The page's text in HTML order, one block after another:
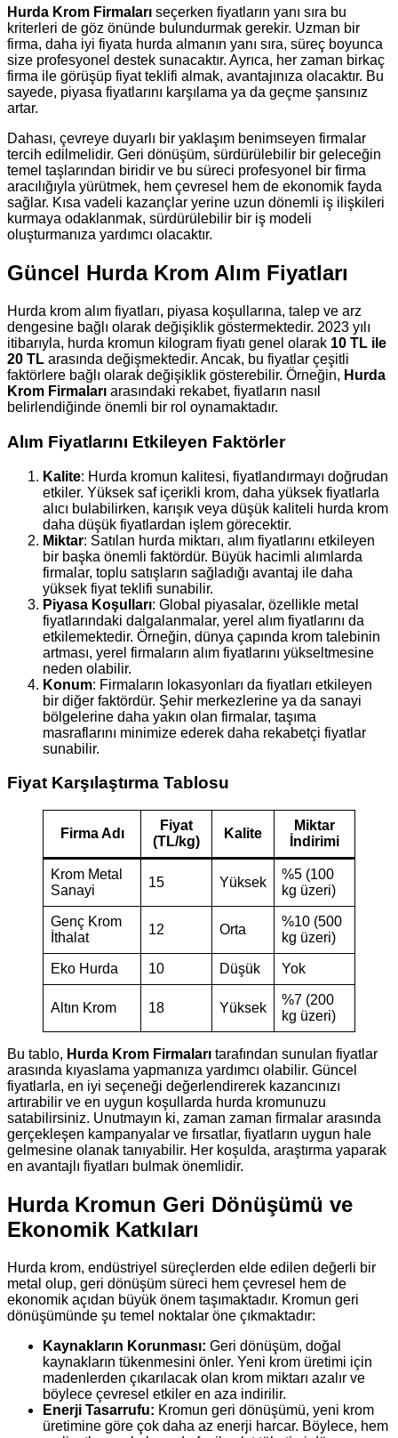
Hurda Krom Firmaları seçerken fiyatların yanı sıra bu
kriterleri de göz önünde bulundurmak gerekir. Uzman bir
firma, daha iyi fiyata hurda almanın yanı sıra, süreç boyunca
size profesyonel destek sunacaktır. Ayrıca, her zaman birkaç
firma ile görüşüp fiyat teklifi almak, avantajınıza olacaktır. Bu
sayede, piyasa fiyatlarını karşılama ya da geçme şansınız
artar.
Dahası, çevreye duyarlı bir yaklaşım benimseyen firmalar
tercih edilmelidir. Geri dönüşüm, sürdürülebilir bir geleceğin
temel taşlarından biridir ve bu süreci profesyonel bir firma
aracılığıyla yürütmek, hem çevresel hem de ekonomik fayda
sağlar. Kısa vadeli kazançlar yerine uzun dönemli iş ilişkileri
kurmaya odaklanmak, sürdürülebilir bir iş modeli
oluşturmanıza yardımcı olacaktır.
Güncel Hurda Krom Alım Fiyatları
Hurda krom alım fiyatları, piyasa koşullarına, talep ve arz
dengesine bağlı olarak değişiklik göstermektedir. 2023 yılı
itibarıyla, hurda kromun kilogram fiyatı genel olarak 10 TL ile
20 TL arasında değişmektedir. Ancak, bu fiyatlar çeşitli
faktörlere bağlı olarak değişiklik gösterebilir. Örneğin, Hurda
Krom Firmaları arasındaki rekabet, fiyatların nasıl
belirlendiğinde önemli bir rol oynamaktadır.
Alım Fiyatlarını Etkileyen Faktörler
Kalite: Hurda kromun kalitesi, fiyatlandırmayı doğrudan
etkiler. Yüksek saf içerikli krom, daha yüksek fiyatlarla
alıcı bulabilirken, karışık veya düşük kaliteli hurda krom
daha düşük fiyatlardan işlem görecektir.
Miktar: Satılan hurda miktarı, alım fiyatlarını etkileyen
bir başka önemli faktördür. Büyük hacimli alımlarda
firmalar, toplu satışların sağladığı avantaj ile daha
yüksek fiyat teklifi sunabilir.
Piyasa Koşulları: Global piyasalar, özellikle metal
fiyatlarındaki dalgalanmalar, yerel alım fiyatlarını da
etkilemektedir. Örneğin, dünya çapında krom talebinin
artması, yerel firmaların alım fiyatlarını yükseltmesine
neden olabilir.
Konum: Firmaların lokasyonları da fiyatları etkileyen
bir diğer faktördür. Şehir merkezlerine ya da sanayi
bölgelerine daha yakın olan firmalar, taşıma
masraflarını minimize ederek daha rekabetçi fiyatlar
sunabilir.
Fiyat Karşılaştırma Tablosu
Firma Adı
Fiyat
(TL/kg)
Kalite
Miktar
İndirimi
Krom Metal
Sanayi
15 Yüksek
%5 (100
kg üzeri)
Genç Krom
İthalat
12 Orta
%10 (500
kg üzeri)
Eko Hurda 10 Düşük Yok
Altın Krom 18 Yüksek
%7 (200
kg üzeri)
Bu tablo, Hurda Krom Firmaları tarafından sunulan fiyatlar
arasında kıyaslama yapmanıza yardımcı olabilir. Güncel
fiyatlarla, en iyi seçeneği değerlendirerek kazancınızı
artırabilir ve en uygun koşullarda hurda kromunuzu
satabilirsiniz. Unutmayın ki, zaman zaman firmalar arasında
gerçekleşen kampanyalar ve fırsatlar, fiyatların uygun hale
gelmesine olanak tanıyabilir. Her koşulda, araştırma yaparak
en avantajlı fiyatları bulmak önemlidir.
Hurda Kromun Geri Dönüşümü ve
Ekonomik Katkıları
Hurda krom, endüstriyel süreçlerden elde edilen değerli bir
metal olup, geri dönüşüm süreci hem çevresel hem de
ekonomik açıdan büyük önem taşımaktadır. Kromun geri
dönüşümünde şu temel noktalar öne çıkmaktadır:
Kaynakların Korunması: Geri dönüşüm, doğal
kaynakların tükenmesini önler. Yeni krom üretimi için
madenlerden çıkarılacak olan krom miktarı azalır ve
böylece çevresel etkiler en aza indirilir.
Enerji Tasarrufu: Kromun geri dönüşümü, yeni krom
üretimine göre çok daha az enerji harcar. Böylece, hem